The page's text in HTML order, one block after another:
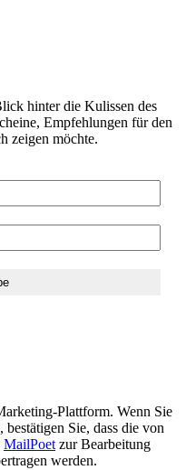
hinter die Kulissen des
Empfehlungen für den
zeigen möchte.
Plattform. Wenn Sie
Sie, dass die von
MailPoetzur Bearbeitung
werden.